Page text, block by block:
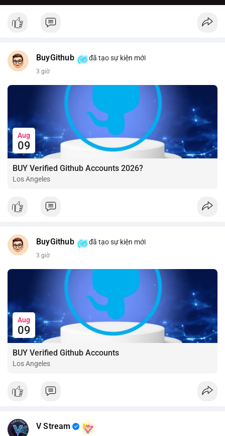
BuyGithub đã tạo sự kiện mới
3 giờ
Aug
09
BUY Verified Github Accounts 2026?
Los Angeles
BuyGithub đã tạo sự kiện mới
3 giờ
Aug
09
BUY Verified Github Accounts
Los Angeles
V Stream